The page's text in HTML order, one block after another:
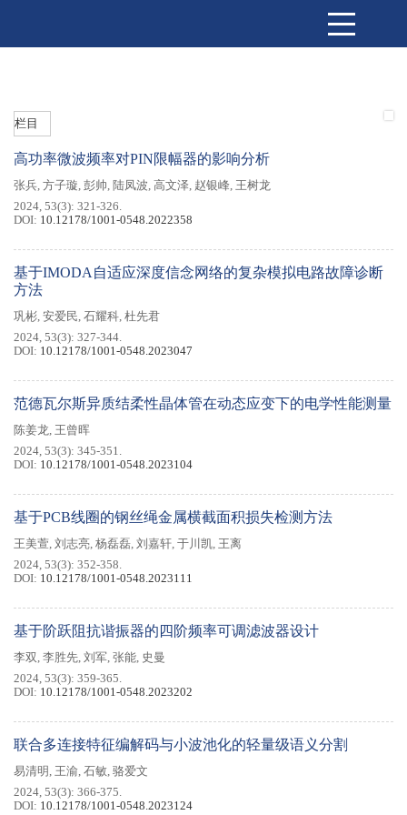
栏目
高功率微波频率对PIN限幅器的影响分析
张兵, 方子璇, 彭帅, 陆凤波, 高文泽, 赵银峰, 王树龙
2024, 53(3): 321-326.
DOI: 10.12178/1001-0548.2022358
基于IMODA自适应深度信念网络的复杂模拟电路故障诊断
方法
巩彬, 安爱民, 石耀科, 杜先君
2024, 53(3): 327-344.
DOI: 10.12178/1001-0548.2023047
范德瓦尔斯异质结柔性晶体管在动态应变下的电学性能测量
陈姜龙, 王曾晖
2024, 53(3): 345-351.
DOI: 10.12178/1001-0548.2023104
基于PCB线圈的钢丝绳金属横截面积损失检测方法
王美萱, 刘志亮, 杨磊磊, 刘嘉轩, 于川凯, 王离
2024, 53(3): 352-358.
DOI: 10.12178/1001-0548.2023111
基于阶跃阻抗谐振器的四阶频率可调滤波器设计
李双, 李胜先, 刘军, 张能, 史曼
2024, 53(3): 359-365.
DOI: 10.12178/1001-0548.2023202
联合多连接特征编解码与小波池化的轻量级语义分割
易清明 , 王渝, 石敏, 骆爱文
2024, 53(3): 366-375.
DOI: 10.12178/1001-0548.2023124